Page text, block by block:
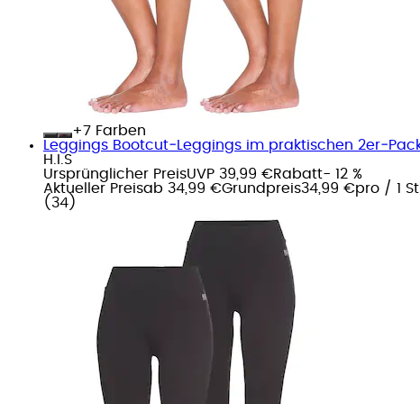
+
Farben
Leggings Bootcut‑Leggings im praktischen
H.I.S
Ursprünglicher PreisUVP 39,99 €Rabatt- 12 %
Aktueller Preisab 34,99 €Grundpreis34,99 €pro / 1
( 34 )